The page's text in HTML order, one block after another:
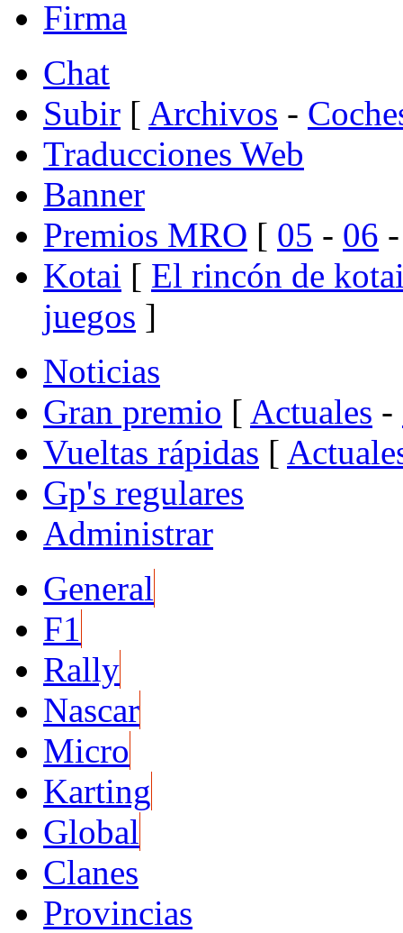
Firma
Chat
Subir [ Archivos -
Traducciones Web
Banner
Premios MRO [ 05 - 06
Kotai [ El rincón de
juegos ]
Noticias
Gran premio [ Actuales -
Vueltas rápidas [
Gp's regulares
Administrar
General
F1
Rally
Nascar
Micro
Karting
Global
Clanes
Provincias